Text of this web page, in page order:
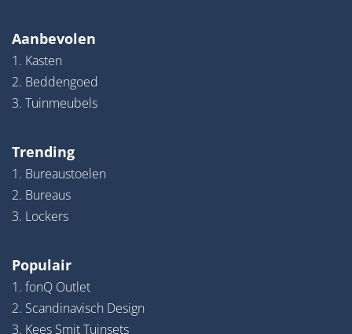
Aanbevolen
1. Kasten
2. Beddengoed
3. Tuinmeubels
Trending
1. Bureaustoelen
2. Bureaus
3. Lockers
Populair
1. fonQ Outlet
2. Scandinavisch Design
3. Kees Smit Tuinsets